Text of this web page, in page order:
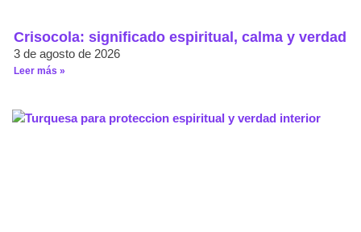
Crisocola: significado espiritual, calma y verdad
3 de agosto de 2026
Leer más »